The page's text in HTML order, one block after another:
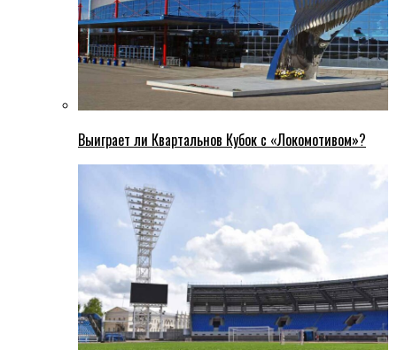
Выиграет ли Квартальнов Кубок с «Локомотивом»?